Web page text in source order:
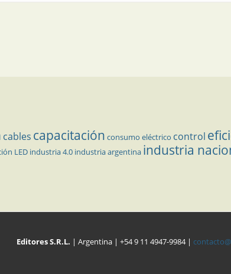
cables capacitación consumo eléctrico control
LED industria 4.0 industria argentina industria
Editores S.R.L. | Argentina | +54 9 11 4947-9984 |